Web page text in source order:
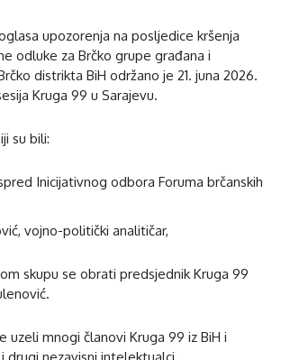
upozorenja na posljedice kršenja
odluke za Brčko grupe građana i
distrikta BiH održano je 21. juna 2026.
Kruga 99 u Sarajevu.
su bili:
Inicijativnog odbora Foruma brčanskih
vojno-politički analitičar,
skupu se obrati predsjednik Kruga 99
uzeli mnogi članovi Kruga 99 iz BiH i